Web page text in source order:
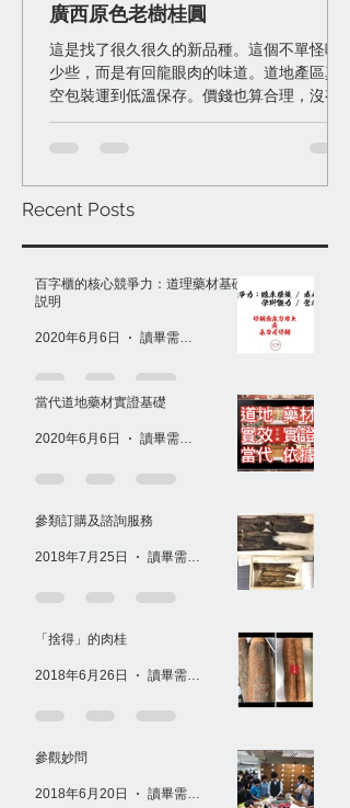
廣西原色老樹桂圓
這是找了很久很久的新品種。這個不單怪味
少些，而是有回龍眼肉的味道。道地產區真
空包裝運到低溫保存。價錢也算合理，沒有
變「天價」桂圓。 一般桂圓很難滿意其實有
些原因： 一）防腐難硫磺多，能怪味少已經
味道或就光是甜。 ...
Recent Posts
百字櫃的核心競爭力：道理藥材基礎
説明
2020年6月6日 讀畢需時 1 分鐘
當代道地藥材實證基礎
2020年6月6日 讀畢需時 1 分鐘
參類訂購及諮詢服務
2018年7月25日 讀畢需時 1 分鐘
「捨得」的肉桂
2018年6月26日 讀畢需時 1 分鐘
參觀妙問
2018年6月20日 讀畢需時 1 分鐘